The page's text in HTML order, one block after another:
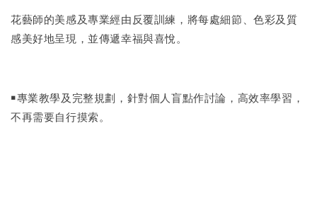
花藝師的美感及專業經由反覆訓練，將每處細節、色彩及質
感美好地呈現，並傳遞幸福與喜悅。
￭專業教學及完整規劃，針對個人盲點作討論，高效率學習，
不再需要自行摸索。